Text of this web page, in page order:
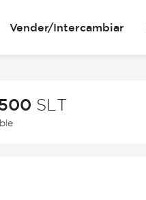
Vender/Intercambiar
SLT